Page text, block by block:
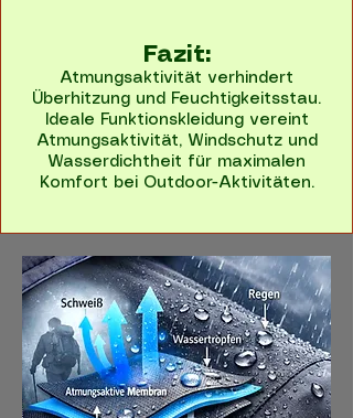
Fazit:
Atmungsaktivität verhindert
Überhitzung und Feuchtigkeitsstau.
Ideale Funktionskleidung vereint
Atmungsaktivität, Windschutz und
Wasserdichtheit für maximalen
Komfort bei Outdoor-Aktivitäten.